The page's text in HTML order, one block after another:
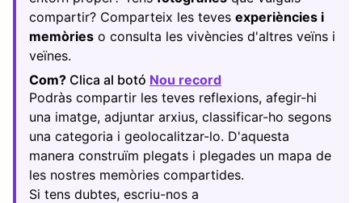
compartir? Comparteix les teves experiències i
memòries o consulta les vivències d'altres veïns i
veïnes.
Com? Clica al botó Nou record
(Obrir en una
Podràs compartir les teves reflexions, afegir-hi
una imatge, adjuntar arxius, classificar-ho segons
una categoria i geolocalitzar-lo. D'aquesta
manera construïm plegats i plegades un mapa de
les nostres memòries compartides.
Si tens dubtes, escriu-nos a